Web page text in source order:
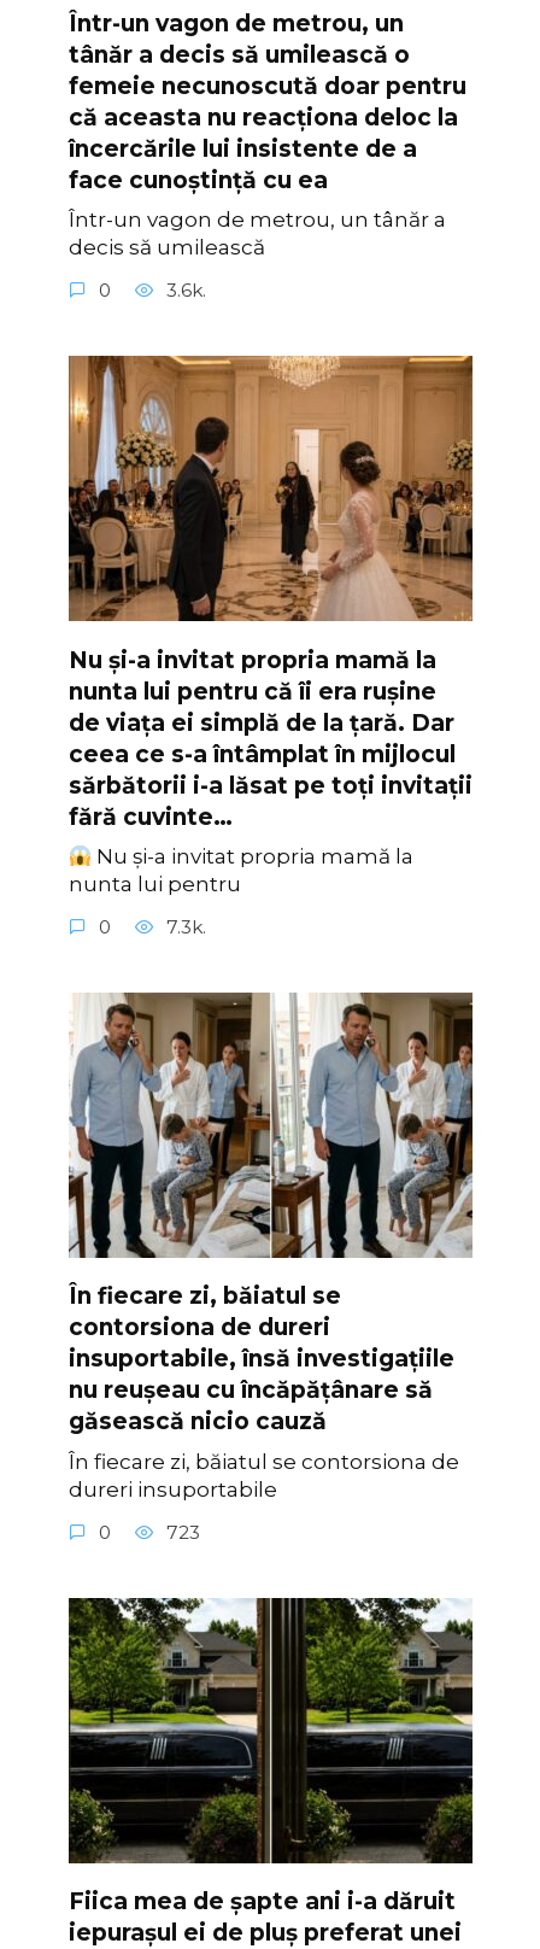
Într-un vagon de metrou, un
tânăr a decis să umilească o
femeie necunoscută doar pentru
că aceasta nu reacționa deloc la
încercările lui insistente de a
face cunoștință cu ea
Într-un vagon de metrou, un tânăr a
decis să umilească
0 3.6k.
Nu și-a invitat propria mamă la
nunta lui pentru că îi era rușine
de viața ei simplă de la țară. Dar
ceea ce s-a întâmplat în mijlocul
sărbătorii i-a lăsat pe toți invitații
fără cuvinte…
Nu și-a invitat propria mamă la
nunta lui pentru
0 7.3k.
În fiecare zi, băiatul se
contorsiona de dureri
insuportabile, însă investigațiile
nu reușeau cu încăpățânare să
găsească nicio cauză
În fiecare zi, băiatul se contorsiona de
dureri insuportabile
0 723
Fiica mea de șapte ani i-a dăruit
iepurașul ei de pluș preferat unei